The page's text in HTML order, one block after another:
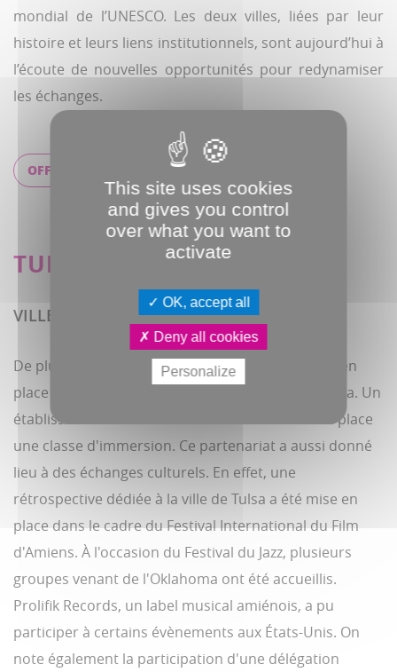
mondial de l’UNESCO. Les deux villes, liées par leur
histoire et leurs liens institutionnels, sont aujourd’hui à
l’écoute de nouvelles opportunités pour redynamiser
les échanges.
OFFICE DE TOURISME DE GÖRLITZ
TULSA, ETATS-UNIS
VILLE JUMELÉE DEPUIS 2006
De plus en plus d'échanges scolaires ont été mis en
place entre des établissement d'Amiens et de Tulsa. Un
établissement scolaire d'Amiens a même mis en place
une classe d'immersion. Ce partenariat a aussi donné
lieu à des échanges culturels. En effet, une
rétrospective dédiée à la ville de Tulsa a été mise en
place dans le cadre du Festival International du Film
d'Amiens. À l'occasion du Festival du Jazz, plusieurs
groupes venant de l'Oklahoma ont été accueillis.
Prolifik Records, un label musical amiénois, a pu
participer à certains évènements aux États-Unis. On
note également la participation d'une délégation
This site uses cookies
and gives you control
over what you want to
activate
OK, accept all
Deny all cookies
Personalize